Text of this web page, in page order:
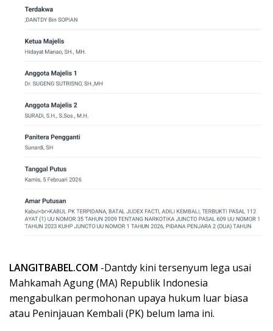
LANGITBABEL.COM -Dantdy kini tersenyum lega usai
Mahkamah Agung (MA) Republik Indonesia
mengabulkan permohonan upaya hukum luar biasa
atau Peninjauan Kembali (PK) belum lama ini.